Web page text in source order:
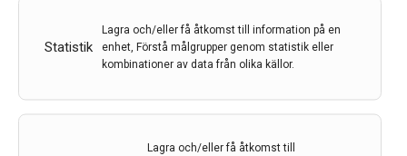
Statistik
Lagra och/eller få åtkomst till information på en
enhet, Förstå målgrupper genom statistik eller
kombinationer av data från olika källor.
Lagra och/eller få åtkomst till